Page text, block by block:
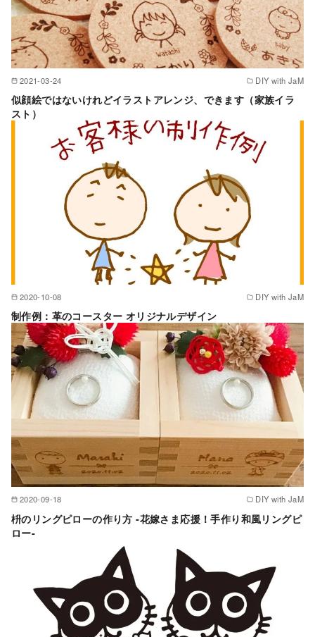
2021-03-24 DIY with JaM
似顔絵ではないけれどイラストアレンジ、できます（家族イラ
スト）
2020-10-08 DIY with JaM
制作例：革のコースター オリジナルデザイン
2020-09-18 DIY with JaM
枡のリングピローの作り方 -花嫁さま応援！手作り和風リングピ
ロー-